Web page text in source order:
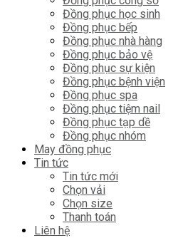
Đồng phục học sinh
Đồng phục bếp
Đồng phục nhà hàng
Đồng phục bảo vệ
Đồng phục sự kiện
Đồng phục bệnh viện
Đồng phục spa
Đồng phục tiệm nail
Đồng phục tạp dề
Đồng phục nhóm
May đồng phục
Tin tức
Tin tức mới
Chọn vải
Chọn size
Thanh toán
Liên hệ